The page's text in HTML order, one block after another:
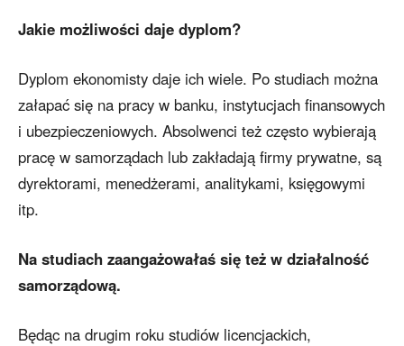
Jakie możliwości daje dyplom?
Dyplom ekonomisty daje ich wiele. Po studiach można
załapać się na pracy w banku, instytucjach finansowych
i ubezpieczeniowych. Absolwenci też często wybierają
pracę w samorządach lub zakładają firmy prywatne, są
dyrektorami, menedżerami, analitykami, księgowymi
itp.
Na studiach zaangażowałaś się też w działalność
samorządową.
Będąc na drugim roku studiów licencjackich,